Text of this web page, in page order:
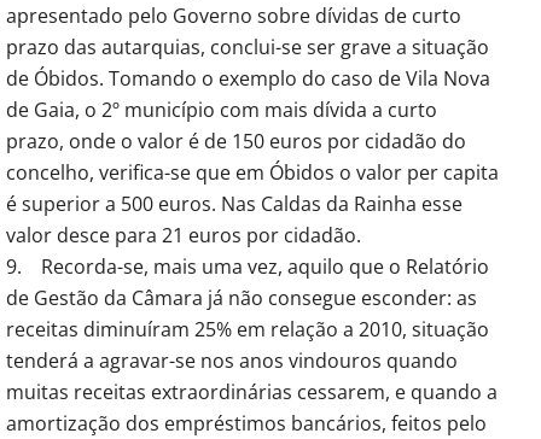
apresentado pelo Governo sobre dívidas de curto
prazo das autarquias, conclui-se ser grave a situação
de Óbidos. Tomando o exemplo do caso de Vila Nova
de Gaia, o 2º município com mais dívida a curto
prazo, onde o valor é de 150 euros por cidadão do
concelho, verifica-se que em Óbidos o valor per capita
é superior a 500 euros. Nas Caldas da Rainha esse
valor desce para 21 euros por cidadão.
9. Recorda-se, mais uma vez, aquilo que o Relatório
de Gestão da Câmara já não consegue esconder: as
receitas diminuíram 25% em relação a 2010, situação
tenderá a agravar-se nos anos vindouros quando
muitas receitas extraordinárias cessarem, e quando a
amortização dos empréstimos bancários, feitos pelo